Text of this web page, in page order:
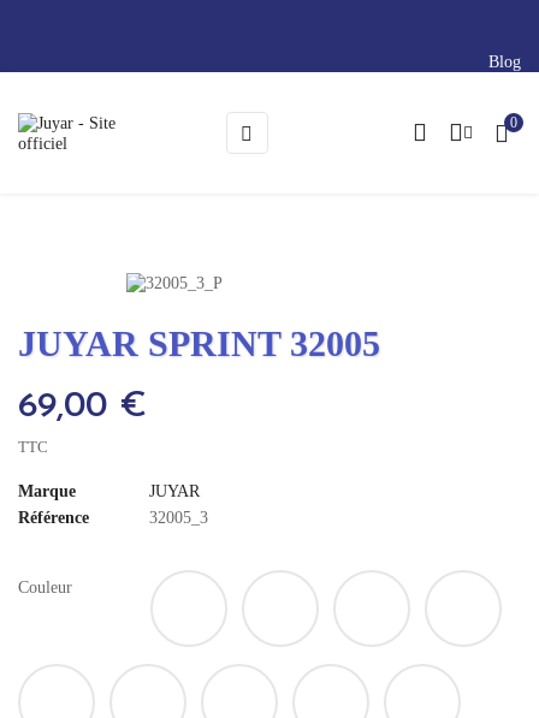
Blog
Basculer
la
☰ 0
JUYAR SPRINT 32005
69,00 €
TTC
Marque
JUYAR
Référence
32005_3
Couleur